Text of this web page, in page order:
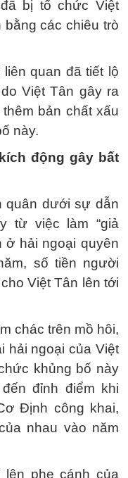
bị tổ chức Việt
các chiêu trò
quan đã tiết lộ
Việt Tân gây ra
bản chất xấu
này.
động gây bất
quân dưới sự dẫn
từ việc làm “giả
ở hải ngoại quyên
số tiền người
Việt Tân lên tới
chác trên mồ hôi,
hải ngoại của Việt
khủng bố này
đỉnh điểm khi
Định công khai,
nhau vào năm
phe cánh của